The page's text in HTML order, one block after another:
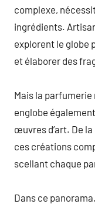
complexe,
ingrédients.
explorent le globe
et élaborer des
Mais la parfumerie
englobe
œuvres d’art. De
ces créations
scellant chaque
Dans ce